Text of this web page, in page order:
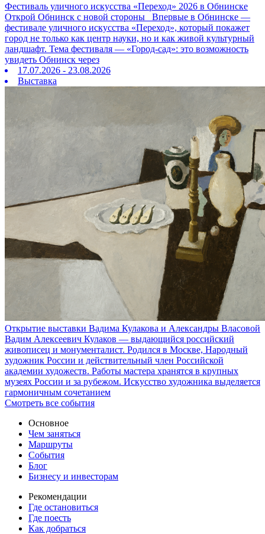
Фестиваль уличного искусства «Переход» 2026 в Обнинске
Открой Обнинск с новой стороны Впервые в Обнинске —
фестивале уличного искусства «Переход», который покажет
город не только как центр науки, но и как живой культурный
ландшафт. Тема фестиваля — «Город‑сад»: это возможность
увидеть Обнинск через
17.07.2026 - 23.08.2026
Выставка
Открытие выставки Вадима Кулакова и Александры Власовой
Вадим Алексеевич Кулаков — выдающийся российский
живописец и монументалист. Родился в Москве, Народный
художник России и действительный член Российской
академии художеств. Работы мастера хранятся в крупных
музеях России и за рубежом. Искусство художника выделяется
гармоничным сочетанием
Смотреть все события
Основное
Чем заняться
Маршруты
События
Блог
Бизнесу и инвесторам
Рекомендации
Где остановиться
Где поесть
Как добраться